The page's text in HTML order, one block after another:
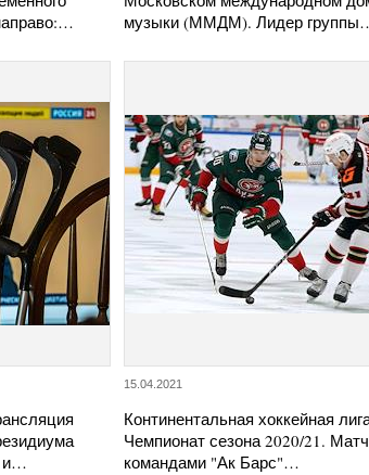
музыки (ММДМ). Лидер
и…
15.04.2021
Континентальная хоккейная
Чемпионат сезона 2020/21.
командами "Ак Барс"…